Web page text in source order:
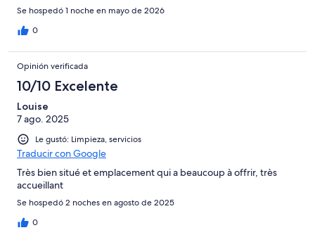
Se hospedó 1 noche en mayo de 2026
0
Opinión verificada
10/10 Excelente
Louise
7 ago. 2025
Le gustó: Limpieza, servicios
Traducir con Google
Très bien situé et emplacement qui a beaucoup à offrir, très
accueillant
Se hospedó 2 noches en agosto de 2025
0